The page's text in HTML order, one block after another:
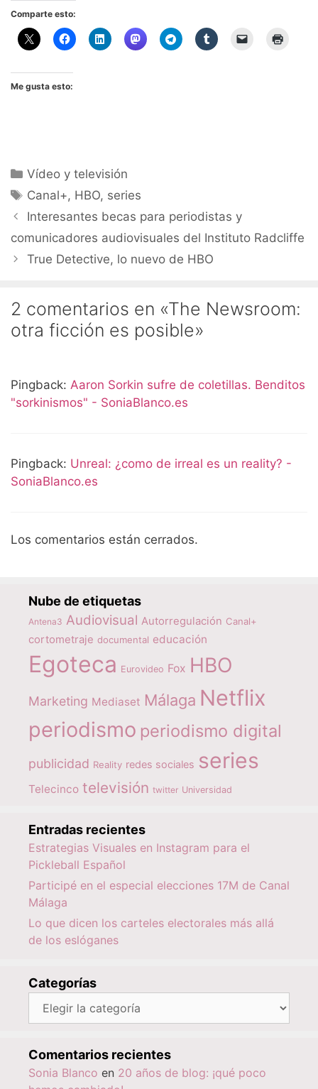
Comparte esto:
Me gusta esto:
Categorías
Vídeo y televisión
Etiquetas
Canal+, HBO, series
Interesantes becas para periodistas y
comunicadores audiovisuales del Instituto Radcliffe
True Detective, lo nuevo de HBO
2 comentarios en «The Newsroom:
otra ficción es posible»
Pingback: Aaron Sorkin sufre de coletillas. Benditos
"sorkinismos" - SoniaBlanco.es
Pingback: Unreal: ¿como de irreal es un reality? -
SoniaBlanco.es
Los comentarios están cerrados.
Nube de etiquetas
Antena3 Audiovisual Autorregulación Canal+
cortometraje documental educación
Egoteca Eurovideo Fox HBO
Marketing Mediaset Málaga Netflix
periodismo periodismo digital
publicidad Reality redes sociales series
Telecinco televisión twitter Universidad
Entradas recientes
Estrategias Visuales en Instagram para el
Pickleball Español
Participé en el especial elecciones 17M de Canal
Málaga
Lo que dicen los carteles electorales más allá
de los eslóganes
Categorías
Categorías
Comentarios recientes
Sonia Blanco en 20 años de blog: ¡qué poco